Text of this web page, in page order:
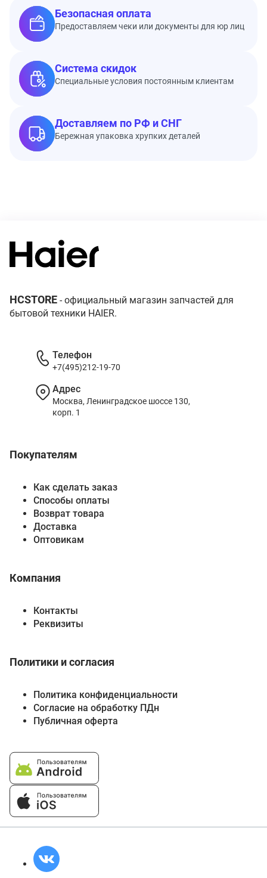
Безопасная оплата
Предоставляем чеки или документы для юр лиц
Система скидок
Специальные условия постоянным клиентам
Доставляем по РФ и СНГ
Бережная упаковка хрупких деталей
HCSTORE - официальный магазин запчастей для
бытовой техники HAIER.
Покупателям
Как сделать заказ
Способы оплаты
Возврат товара
Доставка
Оптовикам
Компания
Контакты
Реквизиты
Политики и согласия
Политика конфиденциальности
Согласие на обработку ПДн
Публичная оферта
Телефон
+7(495)212-19-70
Адрес
Москва, Ленинградское шоссе 130,
корп. 1